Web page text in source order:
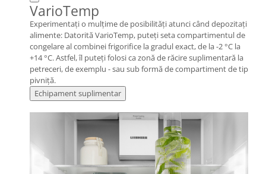
VarioTemp
Experimentați o mulțime de posibilități atunci când depozitați
alimente: Datorită VarioTemp, puteți seta compartimentul de
congelare al combinei frigorifice la gradul exact, de la -2 °C la
+14 °C. Astfel, îl puteți folosi ca zonă de răcire suplimentară la
petreceri, de exemplu - sau sub formă de compartiment de tip
pivniță.
Echipament suplimentar